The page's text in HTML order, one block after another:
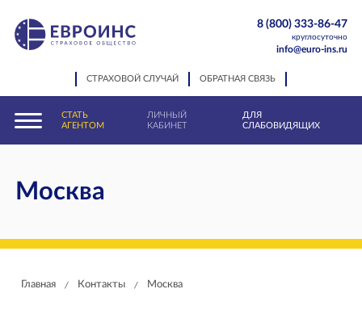
СТРАХОВОЙ СЛУЧАЙ ОБРАТНАЯ СВЯЗЬ
8 (800) 333-86-47
круглосуточно
info@euro-ins.ru
СТАТЬ
АГЕНТОМ
ЛИЧНЫЙ
КАБИНЕТ
ДЛЯ
СЛАБОВИДЯЩИХ
Москва
Главная / Контакты / Москва